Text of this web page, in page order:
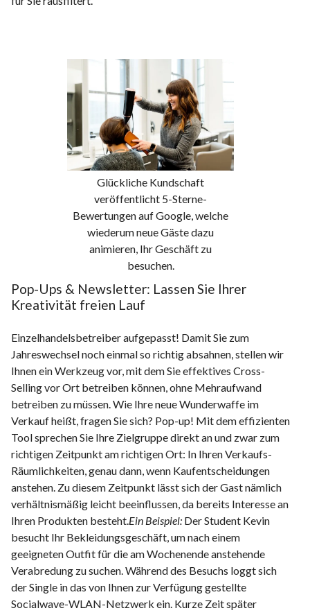
Glückliche Kundschaft
veröffentlicht 5-Sterne-
Bewertungen auf Google, welche
wiederum neue Gäste dazu
animieren, Ihr Geschäft zu
besuchen.
Pop-Ups & Newsletter: Lassen Sie Ihrer
Kreativität freien Lauf
Einzelhandelsbetreiber aufgepasst! Damit Sie zum
Jahreswechsel noch einmal so richtig absahnen, stellen wir
Ihnen ein Werkzeug vor, mit dem Sie effektives Cross-
Selling vor Ort betreiben können, ohne Mehraufwand
betreiben zu müssen. Wie Ihre neue Wunderwaffe im
Verkauf heißt, fragen Sie sich? Pop-up! Mit dem effizienten
Tool sprechen Sie Ihre Zielgruppe direkt an und zwar zum
richtigen Zeitpunkt am richtigen Ort: In Ihren Verkaufs-
Räumlichkeiten, genau dann, wenn Kaufentscheidungen
anstehen. Zu diesem Zeitpunkt lässt sich der Gast nämlich
verhältnismäßig leicht beeinflussen, da bereits Interesse an
Ihren Produkten besteht.Ein Beispiel: Der Student Kevin
besucht Ihr Bekleidungsgeschäft, um nach einem
geeigneten Outfit für die am Wochenende anstehende
Verabredung zu suchen. Während des Besuchs loggt sich
der Single in das von Ihnen zur Verfügung gestellte
Socialwave-WLAN-Netzwerk ein. Kurze Zeit später